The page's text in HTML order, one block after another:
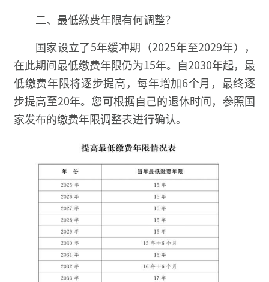
二、最低缴费年限有何调整？
国家设立了5年缓冲期（2025年至2029年），
在此期间最低缴费年限仍为15年。自2030年起，最
低缴费年限将逐步提高，每年增加6个月，最终逐
步提高至20年。您可根据自己的退休时间，参照国
家发布的缴费年限调整表进行确认。